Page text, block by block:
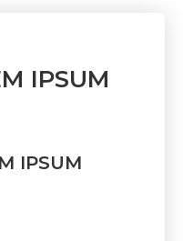
IPSUM
IPSUM